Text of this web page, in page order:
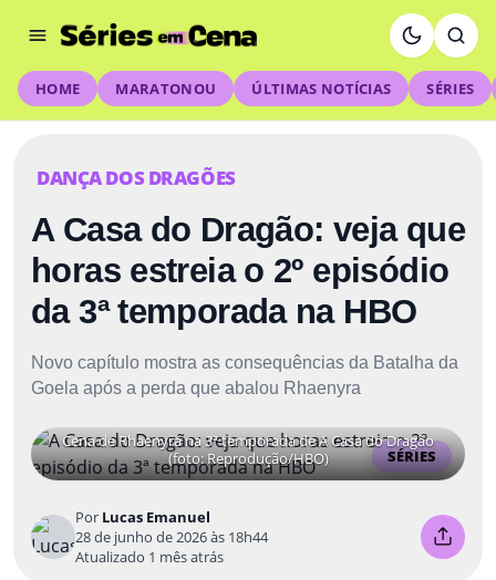
HOME MARATONOU ÚLTIMAS NOTÍCIAS SÉRIES
DANÇA DOS DRAGÕES
A Casa do Dragão: veja que
horas estreia o 2º episódio
da 3ª temporada na HBO
Novo capítulo mostra as consequências da Batalha da
Goela após a perda que abalou Rhaenyra
SÉRIES
Cena de Rhaenyra na 3ª temporada de A Casa do Dragão
(foto: Reprodução/HBO)
Por Lucas Emanuel
28 de junho de 2026 às 18h44
Atualizado 1 mês atrás